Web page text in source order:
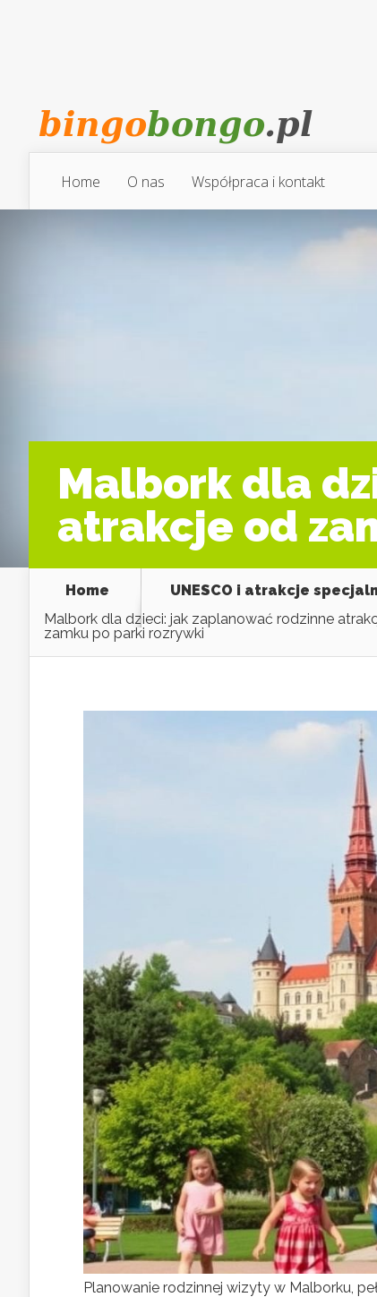
Home O nas Współpraca i kontakt
Malbork dla
atrakcje od
Home
UNESCO i atrakcje
Malbork dla dzieci: jak zaplanować rodzinne
zamku po parki rozrywki
Planowanie rodzinnej wizyty w Malborku,